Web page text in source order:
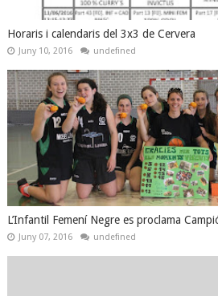
Horaris i calendaris del 3x3 de Cervera
Juny 10, 2016 undefined
L’Infantil Femení Negre es proclama
Juny 07, 2016 undefined